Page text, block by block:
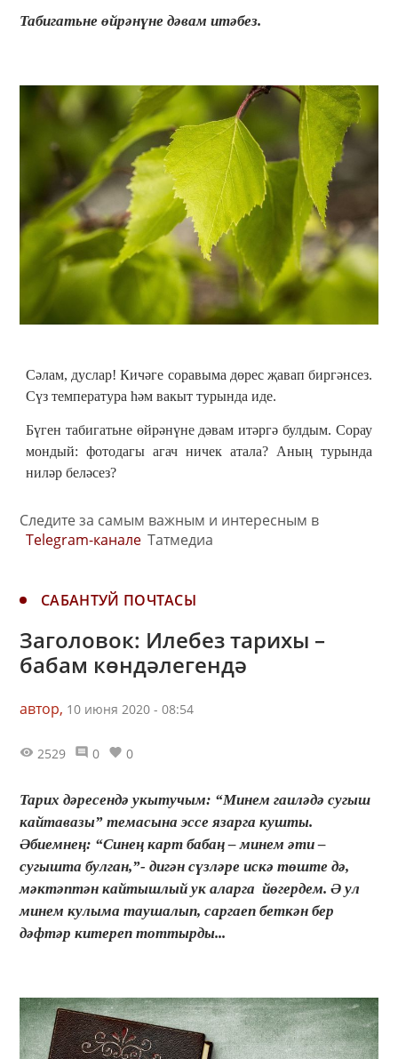
Табигатьне өйрәнүне дәвам итәбез.
Сәлам, дуслар! Кичәге соравыма дөрес җавап биргәнсез.
Сүз температура һәм вакыт турында иде.
Бүген табигатьне өйрәнүне дәвам итәргә булдым. Сорау
мондый: фотодагы агач ничек атала? Аның турында
ниләр беләсез?
Следите за самым важным и интересным в
Telegram-канале Татмедиа
САБАНТУЙ ПОЧТАСЫ
Заголовок: Илебез тарихы –
бабам көндәлегендә
автор, 10 июня 2020 - 08:54
2529 0 0
Тарих дәресендә укытучым: “Минем гаиләдә сугыш
кайтавазы” темасына эссе язарга кушты.
Әбиемнең: “Синең карт бабаң – минем әти –
сугышта булган,”- дигән сүзләре искә төште дә,
мәктәптән кайтышлый ук аларга йөгердем. Ә ул
минем кулыма таушалып, саргаеп беткән бер
дәфтәр китереп тоттырды...